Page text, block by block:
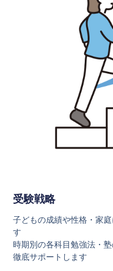
受験戦略
子どもの成績や性格・家
す
時期別の各科目勉強法・
徹底サポートします